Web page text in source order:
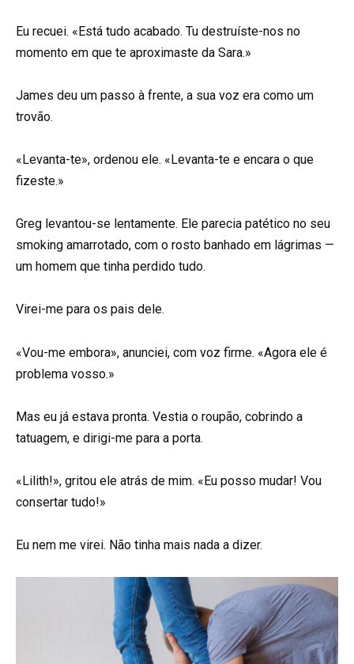
Eu recuei. «Está tudo acabado. Tu destruíste-nos no
momento em que te aproximaste da Sara.»
James deu um passo à frente, a sua voz era como um
trovão.
«Levanta-te», ordenou ele. «Levanta-te e encara o que
fizeste.»
Greg levantou-se lentamente. Ele parecia patético no seu
smoking amarrotado, com o rosto banhado em lágrimas —
um homem que tinha perdido tudo.
Virei-me para os pais dele.
«Vou-me embora», anunciei, com voz firme. «Agora ele é
problema vosso.»
Mas eu já estava pronta. Vestia o roupão, cobrindo a
tatuagem, e dirigi-me para a porta.
«Lilith!», gritou ele atrás de mim. «Eu posso mudar! Vou
consertar tudo!»
Eu nem me virei. Não tinha mais nada a dizer.